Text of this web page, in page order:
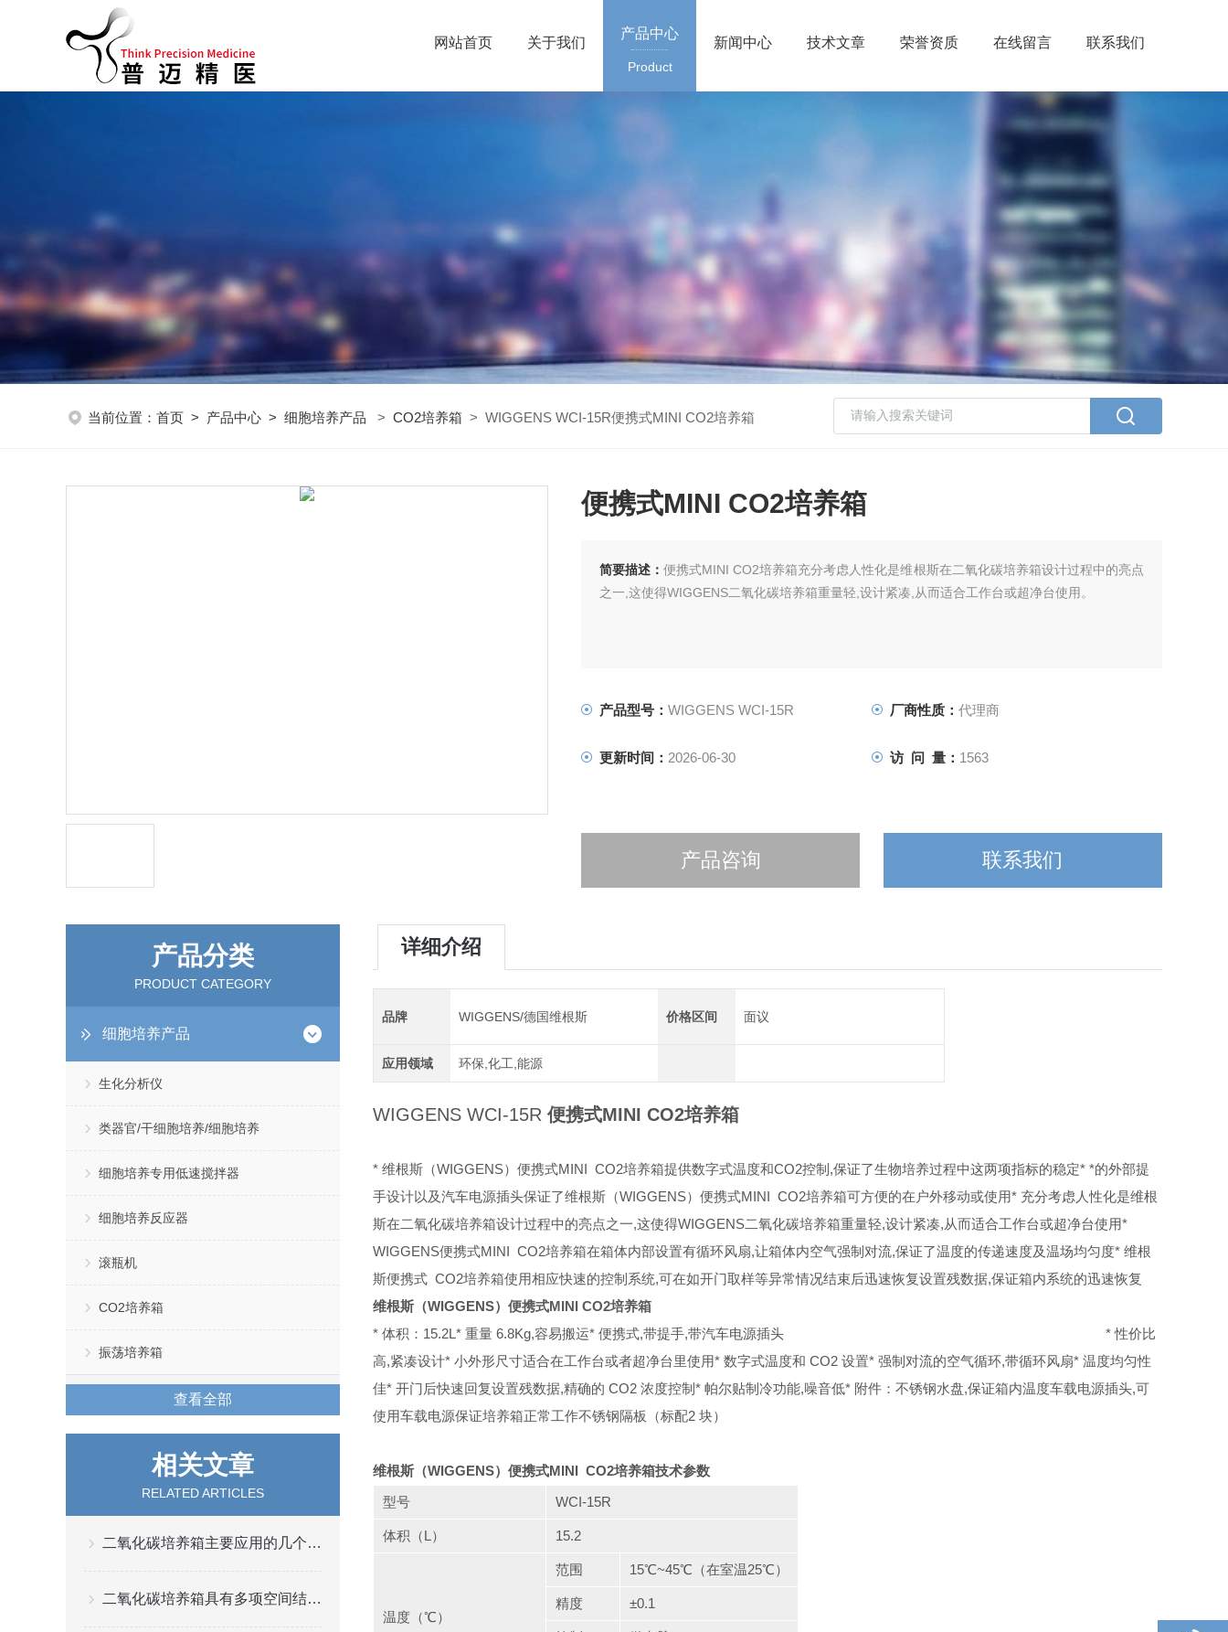
网站首页 关于我们
产品中心
Product
新闻中心 技术文章 荣誉资质 在线留言 联系我们
当前位置： 首页 > 产品中心 > 细胞培养产品 > CO2培养箱 > WIGGENS WCI-15R便携式MINI CO2培养箱
便携式MINI CO2培养箱
简要描述： 便携式MINI CO2培养箱充分考虑人性化是维根斯在二氧化碳培养箱设计过程中的亮点
之一,这使得WIGGENS二氧化碳培养箱重量轻,设计紧凑,从而适合工作台或超净台使用。
产品型号： WIGGENS WCI-15R 厂商性质： 代理商
更新时间： 2026-06-30 访 问 量： 1563
产品咨询 联系我们
产品分类
PRODUCT CATEGORY
细胞培养产品
生化分析仪
类器官/干细胞培养/细胞培养
细胞培养专用低速搅拌器
细胞培养反应器
滚瓶机
CO2培养箱
振荡培养箱
查看全部
相关文章
RELATED ARTICLES
二氧化碳培养箱主要应用的几个行业
二氧化碳培养箱具有多项空间结构优势
详细介绍
品牌 WIGGENS/德国维根斯 价格区间 面议
应用领域 环保,化工,能源
WIGGENS WCI-15R 便携式MINI CO2培养箱
* 维根斯（WIGGENS）便携式MINI CO2培养箱提供数字式温度和CO2控制,保证了生物培养过程中这两项指标的稳定* *的外部提
手设计以及汽车电源插头保证了维根斯（WIGGENS）便携式MINI CO2培养箱可方便的在户外移动或使用* 充分考虑人性化是维根
斯在二氧化碳培养箱设计过程中的亮点之一,这使得WIGGENS二氧化碳培养箱重量轻,设计紧凑,从而适合工作台或超净台使用*
WIGGENS便携式MINI CO2培养箱在箱体内部设置有循环风扇,让箱体内空气强制对流,保证了温度的传递速度及温场均匀度* 维根
斯便携式 CO2培养箱使用相应快速的控制系统,可在如开门取样等异常情况结束后迅速恢复设置残数据,保证箱内系统的迅速恢复
维根斯（WIGGENS） 便携式MINI CO2培养箱
* 体积：15.2L* 重量 6.8Kg,容易搬运* 便携式,带提手,带汽车电源插头 * 性价比
高,紧凑设计* 小外形尺寸适合在工作台或者超净台里使用* 数字式温度和 CO2 设置* 强制对流的空气循环,带循环风扇* 温度均匀性
佳* 开门后快速回复设置残数据,精确的 CO2 浓度控制 * 帕尔贴制冷功能,噪音低* 附件： 不锈钢水盘,保证箱内温度车载电源插头,可
使用车载电源保证培养箱正常工作不锈钢隔板（标配2 块）
维根斯（WIGGENS）便携式MINI CO2培养箱技术参数
型号
WCI-15R
体积（L） 15.2
温度（℃）
范围 15℃~45℃（在室温25℃）
精度 ±0.1